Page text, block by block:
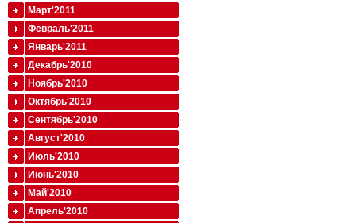
Март'2011
Февраль'2011
Январь'2011
Декабрь'2010
Ноябрь'2010
Октябрь'2010
Сентябрь'2010
Август'2010
Июль'2010
Июнь'2010
Май'2010
Апрель'2010